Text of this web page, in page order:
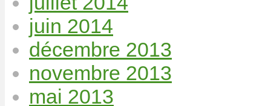
juin 2014
décembre 2013
novembre 2013
mai 2013